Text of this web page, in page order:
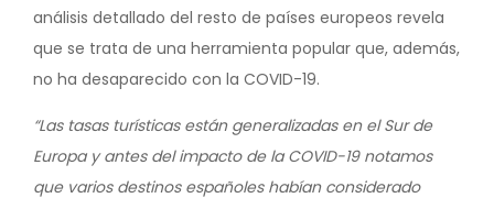
análisis detallado del resto de países europeos revela
que se trata de una herramienta popular que, además,
no ha desaparecido con la COVID-19.
“Las tasas turísticas están generalizadas en el Sur de
Europa y antes del impacto de la COVID-19 notamos
que varios destinos españoles habían considerado